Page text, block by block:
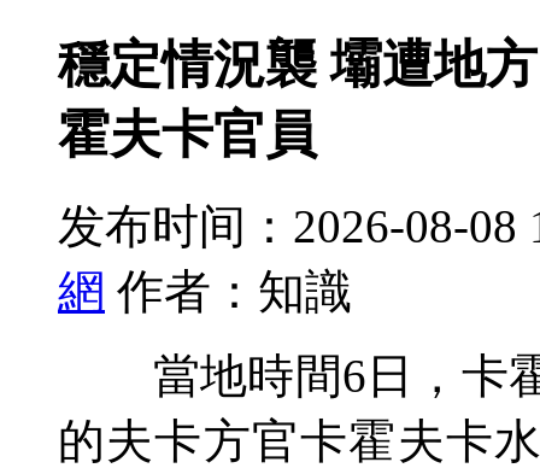
穩定情況襲 壩遭地
霍夫卡官員
发布时间：2026-08-08
網 作者：知識
當地時間6日，卡霍
的夫卡方官卡霍夫卡